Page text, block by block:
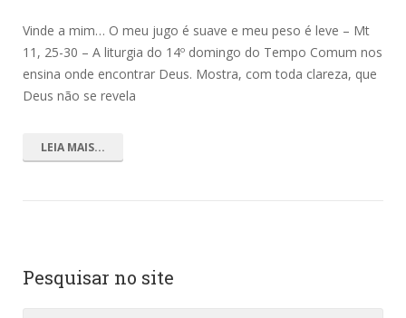
Vinde a mim… O meu jugo é suave e meu peso é leve – Mt
11, 25-30 – A liturgia do 14º domingo do Tempo Comum nos
ensina onde encontrar Deus. Mostra, com toda clareza, que
Deus não se revela
LEIA MAIS...
Pesquisar no site